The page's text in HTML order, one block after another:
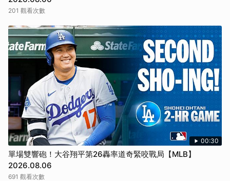
201 觀看次數
00:30
單場雙響砲！大谷翔平第26轟率道奇緊咬戰局【MLB】
2026.08.06
691 觀看次數